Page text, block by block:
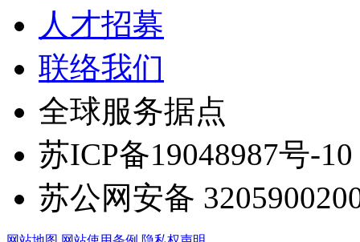
人才招募
联络我们
全球服务据点
苏ICP备19048987号-10
苏公网安备